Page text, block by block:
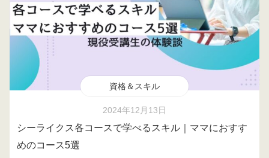
資格＆スキル
2024年12月13日
シーライクス各コースで学べるスキル｜ママにおすす
めのコース5選